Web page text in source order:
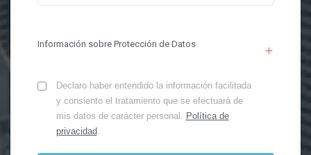
Información sobre Protección de Datos
Declaro haber entendido la información facilitada
y consiento el tratamiento que se efectuará de
mis datos de carácter personal. Política de
privacidad.